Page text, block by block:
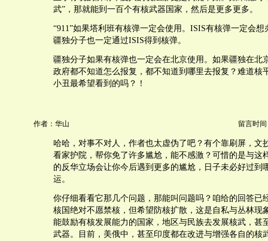
武”，那就能到一百个有核武器国家，然后是更多更多。
“911”如果塔利班有核弹一定会使用。ISIS有核弹一定会
疆独分子也一定通过ISIS得到核弹。
疆独分子如果有核弹也一定会在北京使用。如果疆独在北
政府都不知道怎么报复，都不知道到哪里去报复？难道核
小丑最希望看到的吗？！
作者：华山 留言时间
哈哈，对事不对人，作者也太虚伪了吧？有个靠刷屏，文
看家护院，帮你免了许多尴尬，能不感激？可惜的是与这
的反华立场会让你今后遇到更多的尴尬，日子未必好过到
运。
你仔细看看它那几个问题，那能叫问题吗？咱给的回答已
核国绝对不愿禁核，但希望防核扩散，这是自私与丛林现
能鼓励有核发展能力的国家，地区与民族去发展核武，甚
武器。目前，美俄中，甚至印度都在改进与增强各自的核